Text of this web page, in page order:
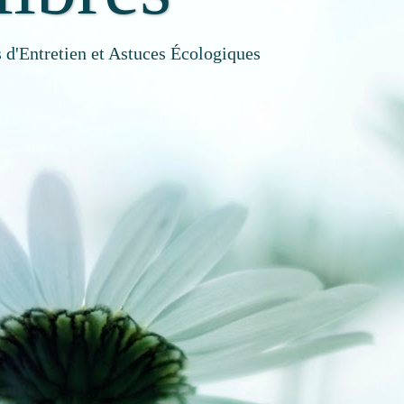
et Astuces Écologiques